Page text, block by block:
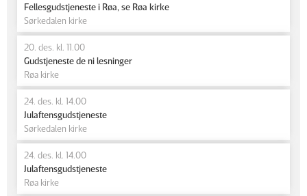
Fellesgudstjeneste i Røa, se Røa kirke
Sørkedalen kirke
20. des. kl. 11.00
Gudstjeneste de ni lesninger
Røa kirke
24. des. kl. 14.00
Julaftensgudstjeneste
Sørkedalen kirke
24. des. kl. 14.00
Julaftensgudstjeneste
Røa kirke